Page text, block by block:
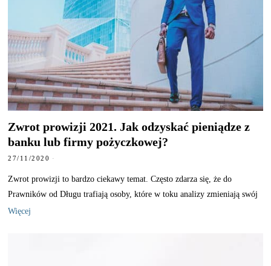
Zwrot prowizji 2021. Jak odzyskać pieniądze z
banku lub firmy pożyczkowej?
27/11/2020
Zwrot prowizji to bardzo ciekawy temat. Często zdarza się, że do
Prawników od Długu trafiają osoby, które w toku analizy zmieniają swój
Więcej